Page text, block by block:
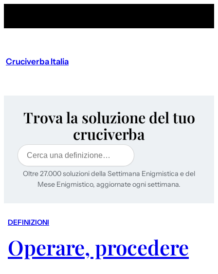
Cruciverba Italia
Trova la soluzione del tuo
cruciverba
Cerca
Oltre 27.000 soluzioni della Settimana Enigmistica e del
Mese Enigmistico, aggiornate ogni settimana.
DEFINIZIONI
Operare, procedere